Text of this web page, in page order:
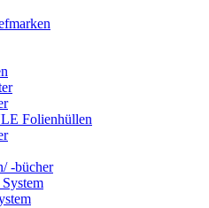
Folienhüllen
-bücher